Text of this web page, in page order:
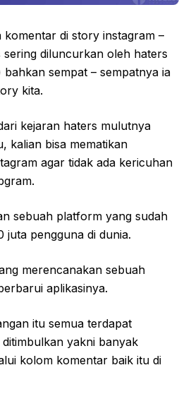
komentar di story instagram –
sering diluncurkan oleh haters
bahkan sempat – sempatnya ia
kita.
kejaran haters mulutnya
kalian bisa mematikan
agar tidak ada kericuhan
sebuah platform yang sudah
juta pengguna di dunia.
merencanakan sebuah
aplikasinya.
itu semua terdapat
yakni banyak
kolom komentar baik itu di